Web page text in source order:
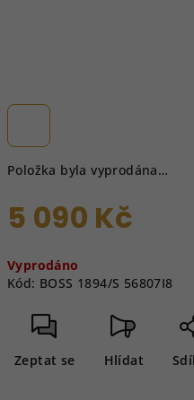
Položka byla vyprodána…
5 090 Kč
cena:
Vyprodáno
Kód: BOSS 1894/S 56807I8
Zeptat se Hlídat